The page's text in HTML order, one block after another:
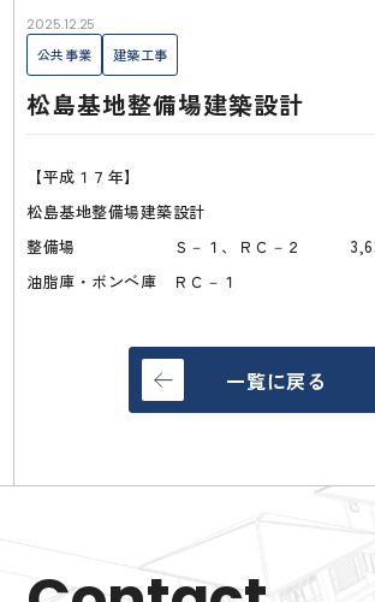
2025.12.25
公共事業
建築工事
松島基地整備場建築設計
【平成１７年】
松島基地整備場建築設計
整備場 Ｓ－１、ＲＣ－２
油脂庫・ボンベ庫 ＲＣ－１
一覧に戻る